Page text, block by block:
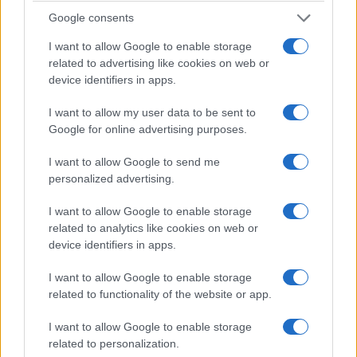
Google consents
I want to allow Google to enable storage
related to advertising like cookies on web or
device identifiers in apps.
I want to allow my user data to be sent to
Google for online advertising purposes.
I want to allow Google to send me
personalized advertising.
I want to allow Google to enable storage
related to analytics like cookies on web or
device identifiers in apps.
I want to allow Google to enable storage
related to functionality of the website or app.
I want to allow Google to enable storage
related to personalization.
lugares de peregrinación religiosa más
importantes deItalia, situada enAsís
, la basílica
fue construida en el sigloXIIIen honor al propio
San Francisco. AunqueSan Francisco
hombre sencillo y pobre, la basílica es todo lo
contrario, la estructura románica fue construida
con dos niveles, así como una cripta, ventanas
ornamentadas y miles de piezas de arte.
19. Sassi di Matera
En la ciudad deMatera, hay una colección de
antiguas viviendas en cuevas conocidas
colectivamente como losSassi di Matera
viviendas se consideran el primer asentamiento
humano de todaItalia, y pueden tener hasta